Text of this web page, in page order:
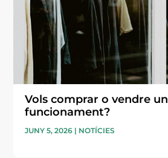
Vols comprar o vendre
funcionament?
JUNY 5, 2026 | NOTÍCIES